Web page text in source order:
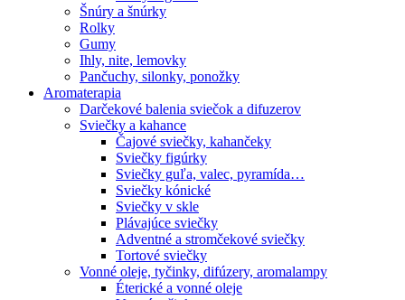
Šnúry a šnúrky
Rolky
Gumy
Ihly, nite, lemovky
Pančuchy, silonky, ponožky
Aromaterapia
Darčekové balenia sviečok a difuzerov
Sviečky a kahance
Čajové sviečky, kahančeky
Sviečky figúrky
Sviečky guľa, valec, pyramída…
Sviečky kónické
Sviečky v skle
Plávajúce sviečky
Adventné a stromčekové sviečky
Tortové sviečky
Vonné oleje, tyčinky, difúzery, aromalampy
Éterické a vonné oleje